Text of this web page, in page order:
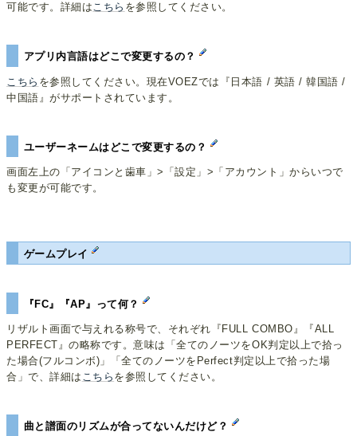
可能です。詳細はこちら を参照してください。
アプリ内言語はどこで変更するの？
こちら を参照してください。現在VOEZでは『日本語 / 英語 / 韓国語 /
中国語』がサポートされています。
ユーザーネームはどこで変更するの？
画面左上の「アイコンと歯車」>「設定」>「アカウント」からいつで
も変更が可能です。
ゲームプレイ
『FC』『AP』って何？
リザルト画面で与えれる称号で、それぞれ『FULL COMBO』『ALL
PERFECT』の略称です。意味は「全てのノーツをOK判定以上で拾っ
た場合(フルコンボ)」「全てのノーツをPerfect判定以上で拾った場
合」で、詳細は こちら を参照してください。
曲と譜面のリズムが合ってないんだけど？